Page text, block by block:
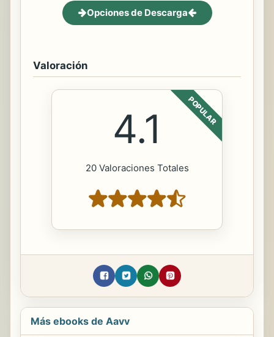
Opciones de Descarga
Valoración
POPULAR
4.1
20 Valoraciones Totales
Más ebooks de Aavv